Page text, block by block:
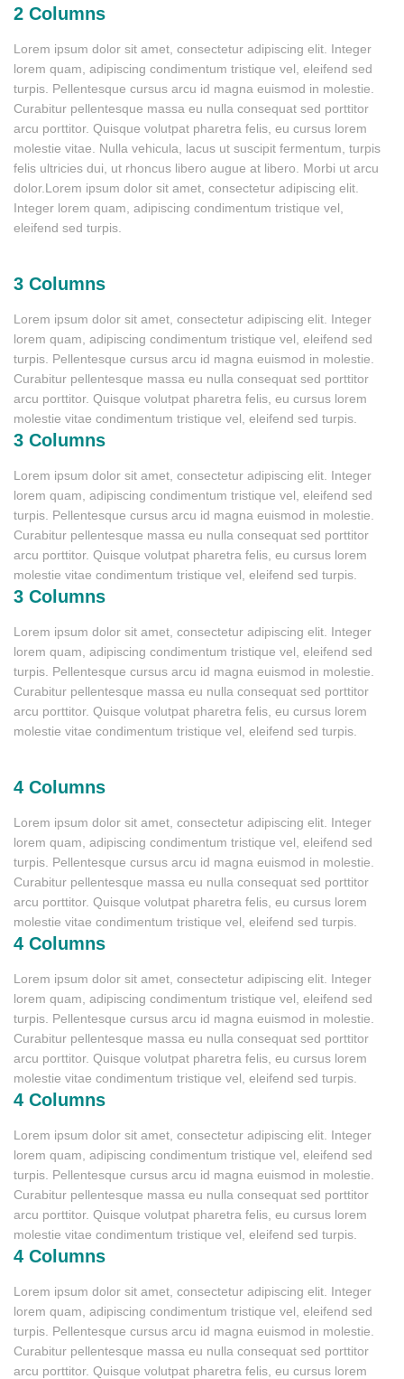
2 Columns
Lorem ipsum dolor sit amet, consectetur adipiscing elit. Integer
lorem quam, adipiscing condimentum tristique vel, eleifend sed
turpis. Pellentesque cursus arcu id magna euismod in molestie.
Curabitur pellentesque massa eu nulla consequat sed porttitor
arcu porttitor. Quisque volutpat pharetra felis, eu cursus lorem
molestie vitae. Nulla vehicula, lacus ut suscipit fermentum, turpis
felis ultricies dui, ut rhoncus libero augue at libero. Morbi ut arcu
dolor.Lorem ipsum dolor sit amet, consectetur adipiscing elit.
Integer lorem quam, adipiscing condimentum tristique vel,
eleifend sed turpis.
3 Columns
Lorem ipsum dolor sit amet, consectetur adipiscing elit. Integer
lorem quam, adipiscing condimentum tristique vel, eleifend sed
turpis. Pellentesque cursus arcu id magna euismod in molestie.
Curabitur pellentesque massa eu nulla consequat sed porttitor
arcu porttitor. Quisque volutpat pharetra felis, eu cursus lorem
molestie vitae condimentum tristique vel, eleifend sed turpis.
3 Columns
Lorem ipsum dolor sit amet, consectetur adipiscing elit. Integer
lorem quam, adipiscing condimentum tristique vel, eleifend sed
turpis. Pellentesque cursus arcu id magna euismod in molestie.
Curabitur pellentesque massa eu nulla consequat sed porttitor
arcu porttitor. Quisque volutpat pharetra felis, eu cursus lorem
molestie vitae condimentum tristique vel, eleifend sed turpis.
3 Columns
Lorem ipsum dolor sit amet, consectetur adipiscing elit. Integer
lorem quam, adipiscing condimentum tristique vel, eleifend sed
turpis. Pellentesque cursus arcu id magna euismod in molestie.
Curabitur pellentesque massa eu nulla consequat sed porttitor
arcu porttitor. Quisque volutpat pharetra felis, eu cursus lorem
molestie vitae condimentum tristique vel, eleifend sed turpis.
4 Columns
Lorem ipsum dolor sit amet, consectetur adipiscing elit. Integer
lorem quam, adipiscing condimentum tristique vel, eleifend sed
turpis. Pellentesque cursus arcu id magna euismod in molestie.
Curabitur pellentesque massa eu nulla consequat sed porttitor
arcu porttitor. Quisque volutpat pharetra felis, eu cursus lorem
molestie vitae condimentum tristique vel, eleifend sed turpis.
4 Columns
Lorem ipsum dolor sit amet, consectetur adipiscing elit. Integer
lorem quam, adipiscing condimentum tristique vel, eleifend sed
turpis. Pellentesque cursus arcu id magna euismod in molestie.
Curabitur pellentesque massa eu nulla consequat sed porttitor
arcu porttitor. Quisque volutpat pharetra felis, eu cursus lorem
molestie vitae condimentum tristique vel, eleifend sed turpis.
4 Columns
Lorem ipsum dolor sit amet, consectetur adipiscing elit. Integer
lorem quam, adipiscing condimentum tristique vel, eleifend sed
turpis. Pellentesque cursus arcu id magna euismod in molestie.
Curabitur pellentesque massa eu nulla consequat sed porttitor
arcu porttitor. Quisque volutpat pharetra felis, eu cursus lorem
molestie vitae condimentum tristique vel, eleifend sed turpis.
4 Columns
Lorem ipsum dolor sit amet, consectetur adipiscing elit. Integer
lorem quam, adipiscing condimentum tristique vel, eleifend sed
turpis. Pellentesque cursus arcu id magna euismod in molestie.
Curabitur pellentesque massa eu nulla consequat sed porttitor
arcu porttitor. Quisque volutpat pharetra felis, eu cursus lorem